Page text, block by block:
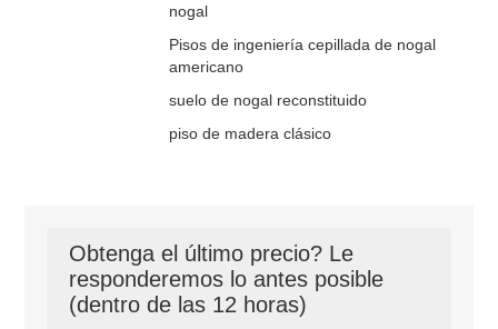
nogal
Pisos de ingeniería cepillada de nogal
americano
suelo de nogal reconstituido
piso de madera clásico
Obtenga el último precio? Le
responderemos lo antes posible
(dentro de las 12 horas)